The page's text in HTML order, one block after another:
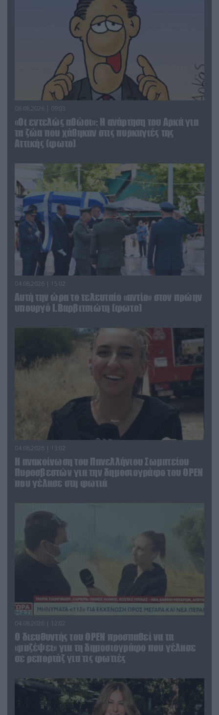
06.08.2026 | 09:03
«Οι εντελώς αθώοι»: Η ανάρτηση του Αρκά για
τα ζώα που χάθηκαν στις πυρκαγιές της
Αττικής (φωτο)
04.08.2026 | 15:02
Αυτή την ώρα το τελευταίο «αντίο» στον πρώην
υπουργό Ι.Βαρβιτσιώτη (φωτο)
04.08.2026 | 13:02
Η ανακοίνωση του Πανελλήνιου Σωματείου
Πυροσβεστών για την δημοσιογράφο του OPEN
που γέλασε στη φωτιά
04.08.2026 | 12:02
O διευθυντής του OPEN προσπαθεί να τα
«μαζέψει» για τη δημοσιογράφο που γέλασε
σε ρεπορτάζ για τις φωτιές